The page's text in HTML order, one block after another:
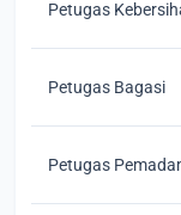
Petugas
Petugas Bagasi
Petugas